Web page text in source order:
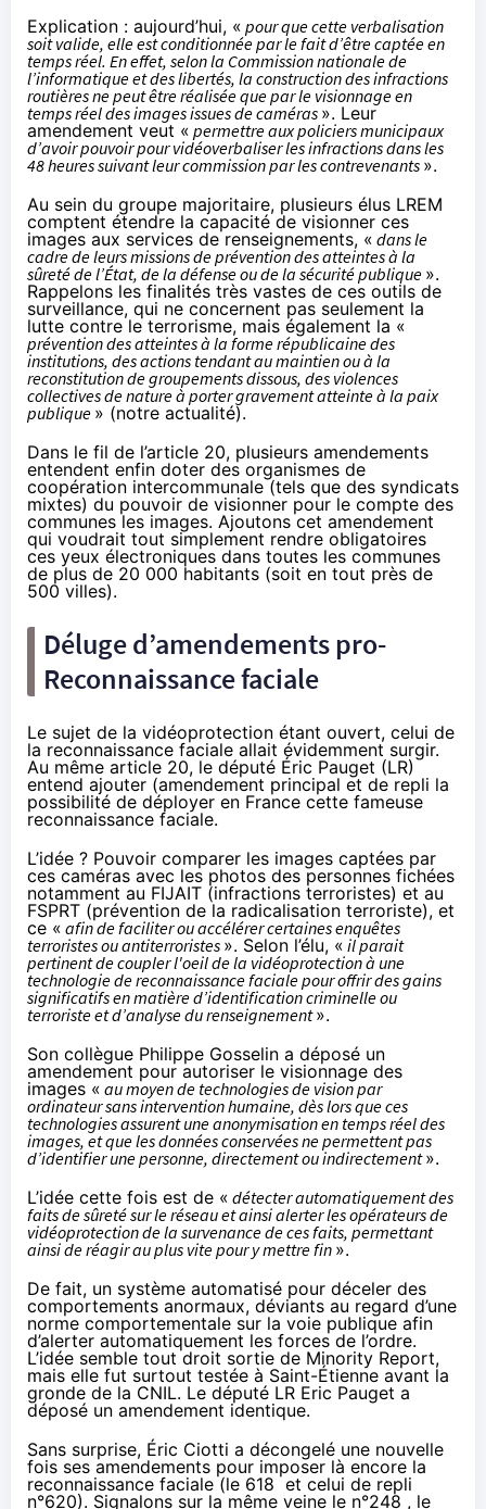
Explication : aujourd’hui, « pour que cette verbalisation
soit valide, elle est conditionnée par le fait d’être captée en
temps réel. En effet, selon la Commission nationale de
l’informatique et des libertés, la construction des infractions
routières ne peut être réalisée que par le visionnage en
temps réel des images issues de caméras ». Leur
amendement veut « permettre aux policiers municipaux
d’avoir pouvoir pour vidéoverbaliser les infractions dans les
48 heures suivant leur commission par les contrevenants ».
Au sein du groupe majoritaire, plusieurs élus LREM
comptent étendre la capacité de visionner ces
images aux services de renseignements, « dans le
cadre de leurs missions de prévention des atteintes à la
sûreté de l’État, de la défense ou de la sécurité publique ».
Rappelons les finalités très vastes de ces outils de
surveillance, qui ne concernent pas seulement la
lutte contre le terrorisme, mais également la «
prévention des atteintes à la forme républicaine des
institutions, des actions tendant au maintien ou à la
reconstitution de groupements dissous, des violences
collectives de nature à porter gravement atteinte à la paix
publique » (notre actualité).
Dans le fil de l’article 20, plusieurs amendements
entendent enfin doter des organismes de
coopération intercommunale (tels que des syndicats
mixtes) du pouvoir de visionner pour le compte des
communes les images. Ajoutons cet amendement
qui voudrait tout simplement rendre obligatoires
ces yeux électroniques dans toutes les communes
de plus de 20 000 habitants (soit en tout près de
500 villes).
Déluge d’amendements pro-
Reconnaissance faciale
Le sujet de la vidéoprotection étant ouvert, celui de
la reconnaissance faciale allait évidemment surgir.
Au même article 20, le député Éric Pauget (LR)
entend ajouter (amendement principal et de repli la
possibilité de déployer en France cette fameuse
reconnaissance faciale.
L’idée ? Pouvoir comparer les images captées par
ces caméras avec les photos des personnes fichées
notamment au FIJAIT (infractions terroristes) et au
FSPRT (prévention de la radicalisation terroriste), et
ce « afin de faciliter ou accélérer certaines enquêtes
terroristes ou antiterroristes ». Selon l’élu, « il parait
pertinent de coupler l'oeil de la vidéoprotection à une
technologie de reconnaissance faciale pour offrir des gains
significatifs en matière d’identification criminelle ou
terroriste et d’analyse du renseignement».
Son collègue Philippe Gosselin a déposé un
amendement pour autoriser le visionnage des
images « au moyen de technologies de vision par
ordinateur sans intervention humaine, dès lors que ces
technologies assurent une anonymisation en temps réel des
images, et que les données conservées ne permettent pas
d’identifier une personne, directement ou indirectement».
L’idée cette fois est de « détecter automatiquement des
faits de sûreté sur le réseau et ainsi alerter les opérateurs de
vidéoprotection de la survenance de ces faits, permettant
ainsi de réagir au plus vite pour y mettre fin ».
De fait, un système automatisé pour déceler des
comportements anormaux, déviants au regard d’une
norme comportementale sur la voie publique afin
d’alerter automatiquement les forces de l’ordre.
L’idée semble tout droit sortie de Minority Report,
mais elle fut surtout testée à Saint-Étienne avant la
gronde de la CNIL. Le député LR Eric Pauget a
déposé un amendement identique.
Sans surprise, Éric Ciotti a décongelé une nouvelle
fois ses amendements pour imposer là encore la
reconnaissance faciale (le 618 et celui de repli
n°620). Signalons sur la même veine le n°248 , le